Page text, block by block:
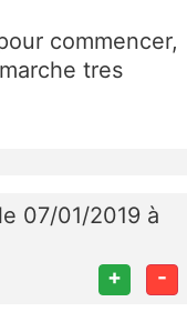
commencer,
tres
le 07/01/2019 à
+ -